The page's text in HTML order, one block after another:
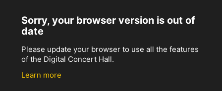
Sorry, your browser version is out of
date
Please update your browser to use all the features
of the Digital Concert Hall.
Learn more